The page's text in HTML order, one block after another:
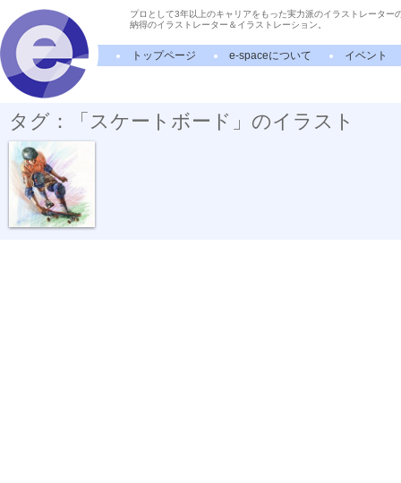
プロとして3年以上のキャリアをもった実力派のイラストレーター
納得のイラストレーター＆イラストレーション。
トップページ e-spaceについて イベント
タグ：「スケートボード」のイラスト
ボールペン画...